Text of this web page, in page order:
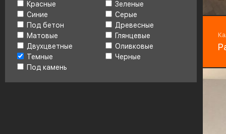
Красные
Зеленые
Синие
Серые
Под бетон
Древесные
Матовые
Глянцевые
Двухцветные
Оливковые
Темные
Черные
Под камень